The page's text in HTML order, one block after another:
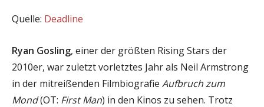
Quelle: Deadline
Ryan Gosling, einer der größten Rising Stars der
2010er, war zuletzt vorletztes Jahr als Neil Armstrong
in der mitreißenden Filmbiografie Aufbruch zum
Mond(OT: First Man) in den Kinos zu sehen. Trotz